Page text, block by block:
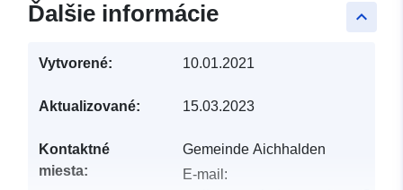
keyboard_arrow_up
Ďalšie informácie
Vytvorené: 10.01.2021
Aktualizované: 15.03.2023
Kontaktné
miesta:
Gemeinde Aichhalden
E-mail: